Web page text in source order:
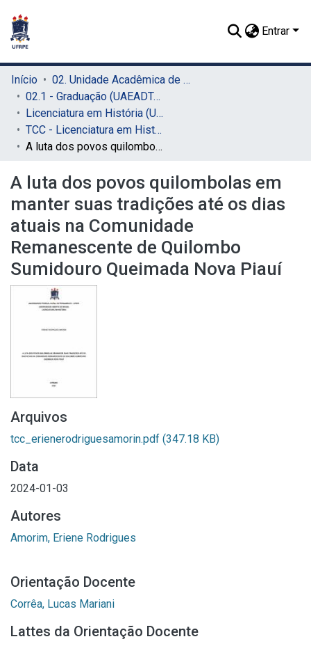
Entrar
Início
02. Unidade Acadêmica de Educação a Distância e Tecnologia (UAEADTec)
02.1 - Graduação (UAEADTec)
Licenciatura em História (UAEADTec)
TCC - Licenciatura em História (UAEADTec)
A luta dos povos quilombolas em manter suas tradições até os dias atuais na Comunidade Remanescente de Quilombo Sumidouro Queimada Nova Piauí
A luta dos povos quilombolas em
manter suas tradições até os dias
atuais na Comunidade
Remanescente de Quilombo
Sumidouro Queimada Nova Piauí
Arquivos
tcc_erienerodriguesamorin.pdf (347.18 KB)
Data
2024-01-03
Autores
Amorim, Eriene Rodrigues
Orientação Docente
Corrêa, Lucas Mariani
Lattes da Orientação Docente